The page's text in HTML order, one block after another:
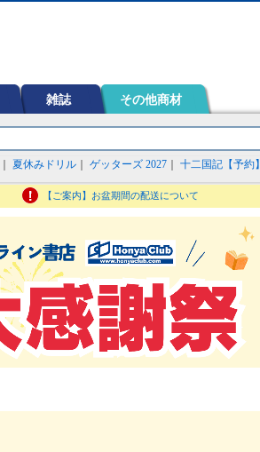
雑誌 その他商材
夏休みドリル ゲッターズ 2027 十二国記【予約】
【ご案内】お盆期間の配送について